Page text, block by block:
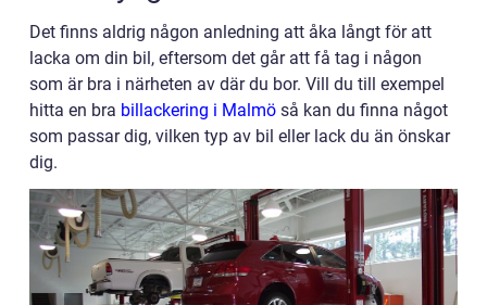
Det finns aldrig någon anledning att åka långt för att
lacka om din bil, eftersom det går att få tag i någon
som är bra i närheten av där du bor. Vill du till exempel
hitta en bra billackering i Malmö så kan du finna något
som passar dig, vilken typ av bil eller lack du än önskar
dig.